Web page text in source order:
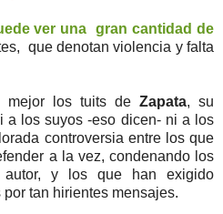
ver una gran cantidad de
que denotan violencia y falta
mejor los tuits de Zapata, su
a los suyos -eso dicen- ni a los
controversia entre los que
a la vez, condenando los
y los que han exigido
tan hirientes mensajes.